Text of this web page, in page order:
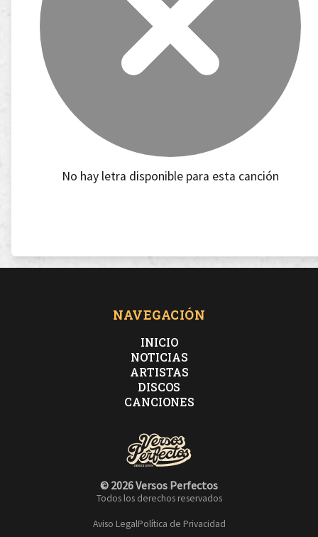
No hay letra disponible para esta canción
NAVEGACIÓN
INICIO
NOTICIAS
ARTISTAS
DISCOS
CANCIONES
© 2026 Versos Perfectos
Todos los derechos reservados
Aviso LegalPolítica de Privacidad